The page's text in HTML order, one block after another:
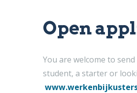
Open
You are welcome to
student, a starter or